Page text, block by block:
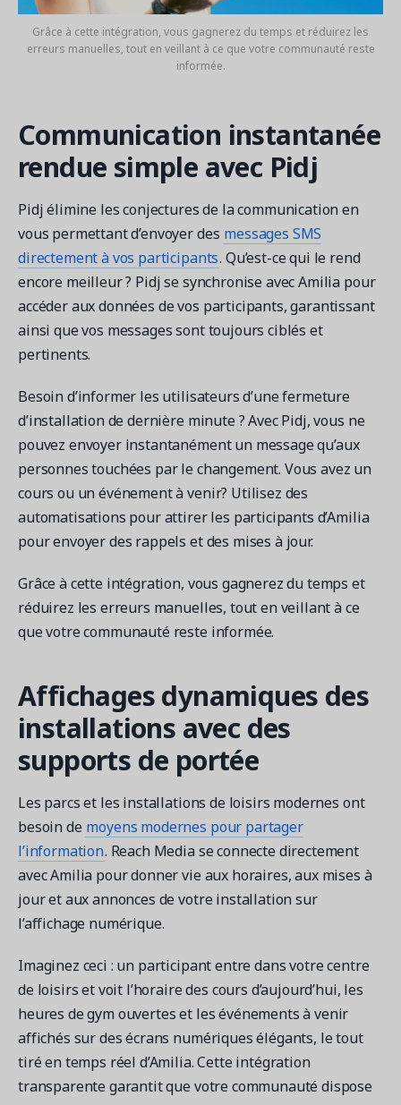
Grâce à cette intégration, vous gagnerez du temps et réduirez les
erreurs manuelles, tout en veillant à ce que votre communauté reste
informée.
Communication instantanée
rendue simple avec Pidj
Pidj élimine les conjectures de la communication en
vous permettant d’envoyer des messages SMS
directement à vos participants. Qu’est-ce qui le rend
encore meilleur ? Pidj se synchronise avec Amilia pour
accéder aux données de vos participants, garantissant
ainsi que vos messages sont toujours ciblés et
pertinents.
Besoin d’informer les utilisateurs d’une fermeture
d’installation de dernière minute ? Avec Pidj, vous ne
pouvez envoyer instantanément un message qu’aux
personnes touchées par le changement. Vous avez un
cours ou un événement à venir? Utilisez des
automatisations pour attirer les participants d’Amilia
pour envoyer des rappels et des mises à jour.
Grâce à cette intégration, vous gagnerez du temps et
réduirez les erreurs manuelles, tout en veillant à ce
que votre communauté reste informée.
Affichages dynamiques des
installations avec des
supports de portée
Les parcs et les installations de loisirs modernes ont
besoin de moyens modernes pour partager
l’information. Reach Media se connecte directement
avec Amilia pour donner vie aux horaires, aux mises à
jour et aux annonces de votre installation sur
l’affichage numérique.
Imaginez ceci : un participant entre dans votre centre
de loisirs et voit l’horaire des cours d’aujourd’hui, les
heures de gym ouvertes et les événements à venir
affichés sur des écrans numériques élégants, le tout
tiré en temps réel d’Amilia. Cette intégration
transparente garantit que votre communauté dispose